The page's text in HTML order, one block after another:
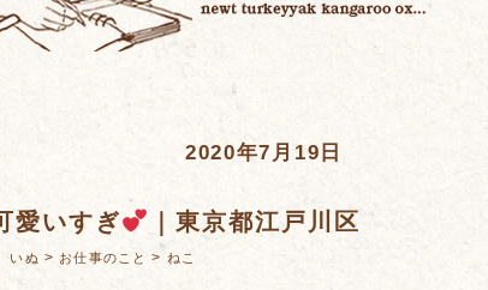
2020年7月19日
愛いすぎ ｜東京都江戸川区
いぬ > お仕事のこと > ねこ